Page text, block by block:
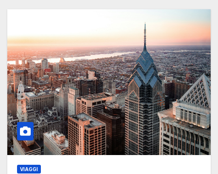
VIAGGI